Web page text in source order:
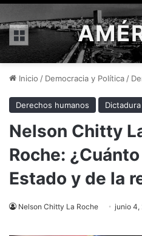
Menú
Inicio / Democracia y Política /
Derechos humanos Dictadura
Nelson Chitty
Roche:
Estado y de la
Nelson Chitty La Roche junio 4,